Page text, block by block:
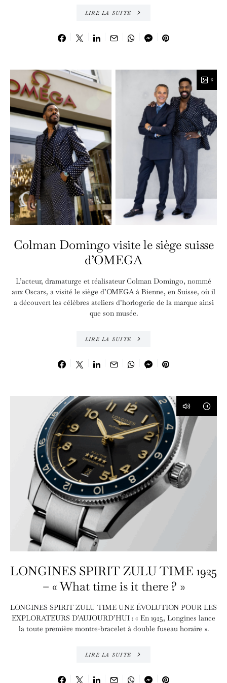
LIRE LA SUITE
6
Colman Domingo visite le siège suisse
d’OMEGA
L’acteur, dramaturge et réalisateur Colman Domingo, nommé
aux Oscars, a visité le siège d’OMEGA à Bienne, en Suisse, où il
a découvert les célèbres ateliers d’horlogerie de la marque ainsi
que son musée.
LIRE LA SUITE
LONGINES SPIRIT ZULU TIME 1925
– « What time is it there ? »
LONGINES SPIRIT ZULU TIME UNE ÉVOLUTION POUR LES
EXPLORATEURS D’AUJOURD’HUI : « En 1925, Longines lance
la toute première montre-bracelet à double fuseau horaire ».
LIRE LA SUITE